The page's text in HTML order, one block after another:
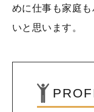
めに仕事も家庭
いと思います。